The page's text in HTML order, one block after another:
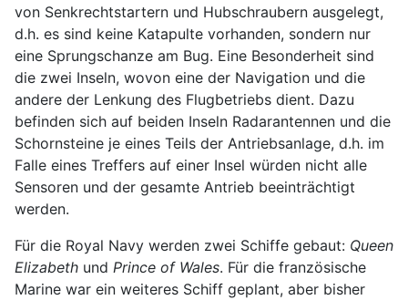
von Senkrechtstartern und Hubschraubern ausgelegt,
d.h. es sind keine Katapulte vorhanden, sondern nur
eine Sprungschanze am Bug. Eine Besonderheit sind
die zwei Inseln, wovon eine der Navigation und die
andere der Lenkung des Flugbetriebs dient. Dazu
befinden sich auf beiden Inseln Radarantennen und die
Schornsteine je eines Teils der Antriebsanlage, d.h. im
Falle eines Treffers auf einer Insel würden nicht alle
Sensoren und der gesamte Antrieb beeinträchtigt
werden.
Für die Royal Navy werden zwei Schiffe gebaut: Queen
Elizabeth und Prince of Wales. Für die französische
Marine war ein weiteres Schiff geplant, aber bisher